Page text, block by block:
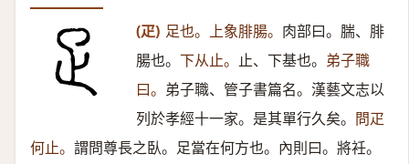
(疋) 足也。上象腓腸。 肉部曰。腨、腓
腸也。 下从止。 止、下基也。 弟子職
曰。 弟子職、管子書篇名。漢藝文志以
列於孝經十一家。是其單行久矣。 問疋
何止。 謂問尊長之臥。足當在何方也。內則曰。將衽。